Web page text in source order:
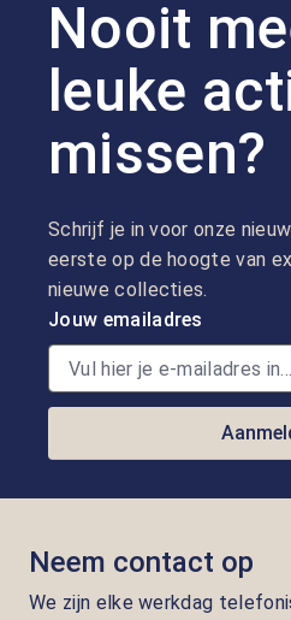
Nooit
leuke
missen?
Schrijf je in voor onze
eerste op de hoogte van
nieuwe collecties.
Jouw emailadres
Neem contact op
We zijn elke werkdag